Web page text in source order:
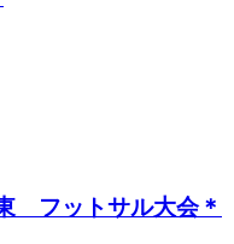
フットサル大会＊